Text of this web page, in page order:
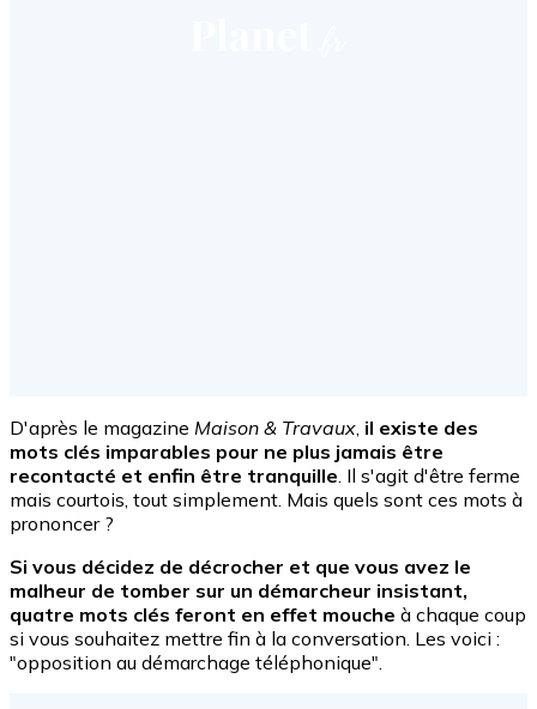
D'après le magazine Maison & Travaux il existe des
mots clés imparables pour ne plus jamais être
recontacté et enfin être tranquille . Il s'agit d'être ferme
mais courtois, tout simplement. Mais quels sont ces mots à
prononcer ?
Si vous décidez de décrocher et que vous avez le
malheur de tomber sur un démarcheur insistant,
quatre mots clés feront en effet mouche à chaque coup
si vous souhaitez mettre fin à la conversation. Les voici :
"opposition au démarchage téléphonique".